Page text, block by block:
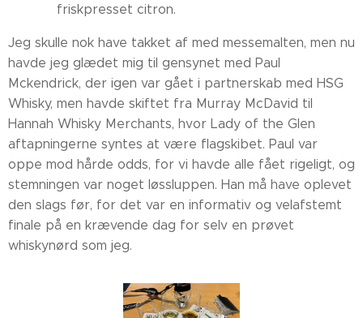
friskpresset citron.
Jeg skulle nok have takket af med messemalten, men nu
havde jeg glædet mig til gensynet med Paul
Mckendrick, der igen var gået i partnerskab med HSG
Whisky, men havde skiftet fra Murray McDavid til
Hannah Whisky Merchants, hvor Lady of the Glen
aftapningerne syntes at være flagskibet. Paul var
oppe mod hårde odds, for vi havde alle fået rigeligt, og
stemningen var noget løssluppen. Han må have oplevet
den slags før, for det var en informativ og velafstemt
finale på en krævende dag for selv en prøvet
whiskynørd som jeg.